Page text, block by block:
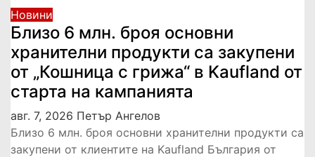
Новини
Близо 6 млн. броя основни
хранителни продукти са закупени
от „Кошница с грижа“ в Kaufland от
старта на кампанията
авг. 7, 2026 Петър Ангелов
Близо 6 млн. броя основни хранителни продукти са
закупени от клиентите на Kaufland България от